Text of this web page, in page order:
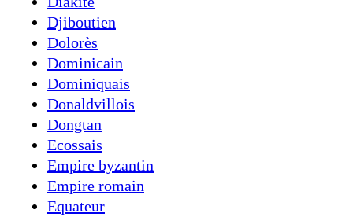
Djiboutien
Dolorès
Dominicain
Dominiquais
Donaldvillois
Dongtan
Ecossais
Empire byzantin
Empire romain
Equateur